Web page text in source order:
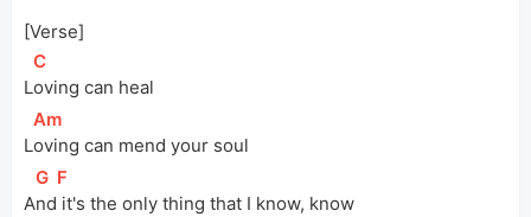
[Verse]
L
[
C
oving can heal
L
[
Am
oving can mend your soul
A
[
G ]
nd
[F
it's the only thing that I know, know